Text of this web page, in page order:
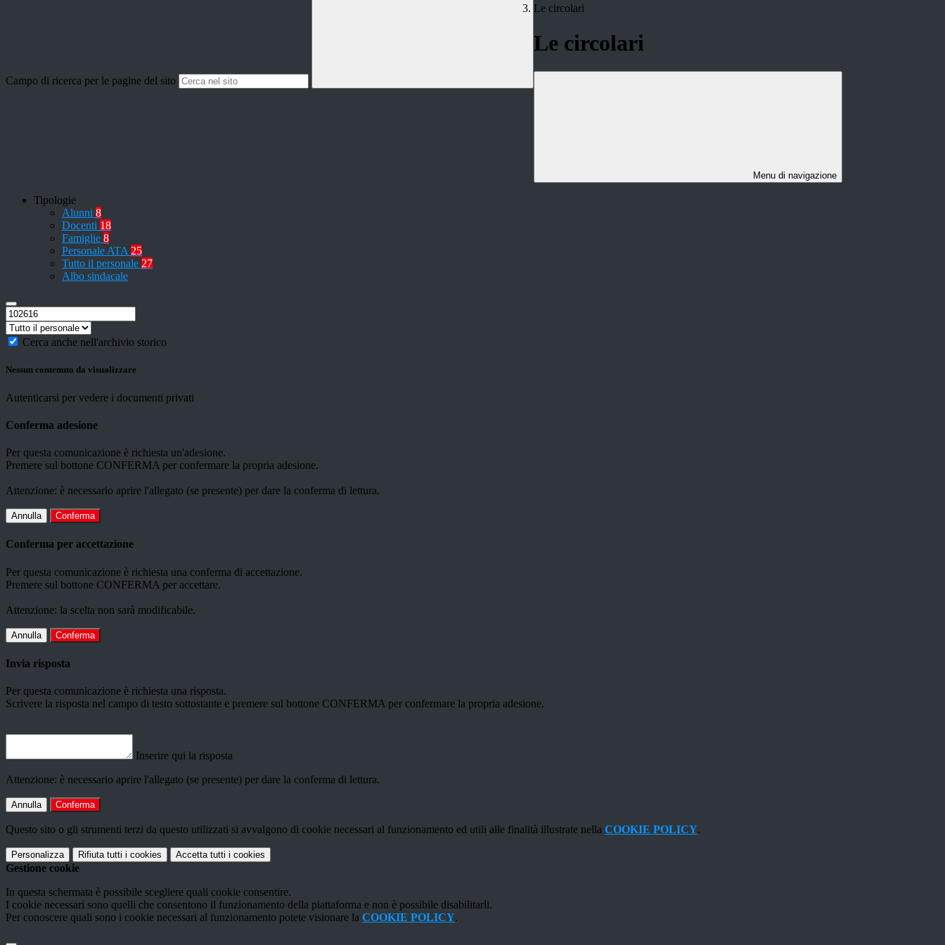
Campo di ricerca per le pagine del sito
Le circolari
Le circolari
Menu di navigazione
Tipologie
Alunni 8
Docenti 18
Famiglie 8
Personale ATA 25
Tutto il personale 27
Albo sindacale
Cerca anche nell'archivio storico
Nessun contenuto da visualizzare
Autenticarsi per vedere i documenti privati
Conferma adesione
Per questa comunicazione è richiesta un'adesione.
Premere sul bottone CONFERMA per confermare la propria adesione.
Attenzione: è necessario aprire l'allegato (se presente) per dare la conferma di lettura.
Annulla Conferma
Conferma per accettazione
Per questa comunicazione è richiesta una conferma di accettazione.
Premere sul bottone CONFERMA per accettare.
Attenzione: la scelta non sarà modificabile.
Annulla Conferma
Invia risposta
Per questa comunicazione è richiesta una risposta.
Scrivere la risposta nel campo di testo sottostante e premere sul bottone CONFERMA per confermare la propria adesione.
Inserire qui la risposta
Attenzione: è necessario aprire l'allegato (se presente) per dare la conferma di lettura.
Annulla Conferma
Questo sito o gli strumenti terzi da questo utilizzati si avvalgono di cookie necessari al funzionamento ed utili alle finalità illustrate nella COOKIE POLICY.
Personalizza Rifiuta tutti i cookies Accetta tutti i cookies
Gestione cookie
In questa schermata è possibile scegliere quali cookie consentire.
I cookie necessari sono quelli che consentono il funzionamento della piattaforma e non è possibile disabilitarli.
Per conoscere quali sono i cookie necessari al funzionamento potete visionare la COOKIE POLICY.